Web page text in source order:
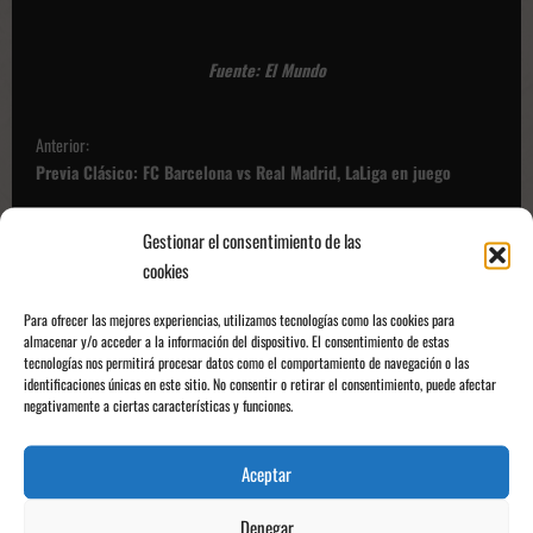
Gestionar el consentimiento de las
cookies
Para ofrecer las mejores experiencias, utilizamos tecnologías como las cookies para
almacenar y/o acceder a la información del dispositivo. El consentimiento de estas
tecnologías nos permitirá procesar datos como el comportamiento de navegación o las
identificaciones únicas en este sitio. No consentir o retirar el consentimiento, puede afectar
negativamente a ciertas características y funciones.
Aceptar
Denegar
Fuente: El Mundo
N
a
v
a
c
i
ó
d
Anterior:
Previa Clásico: FC Barcelona vs Real Madrid, LaLiga en juego
Etta Eyong, el gran héroe para seguir en Champions.
Deja una respuesta
Tu dirección de correo electrónico no será publicada.
obligatorios están marcados con*